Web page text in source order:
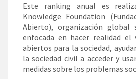
Este ranking anual es
Knowledge Foundation
Abierto), organización global
enfocada en hacer realidad
abiertos para la sociedad,
la sociedad civil a acceder y
medidas sobre los problemas